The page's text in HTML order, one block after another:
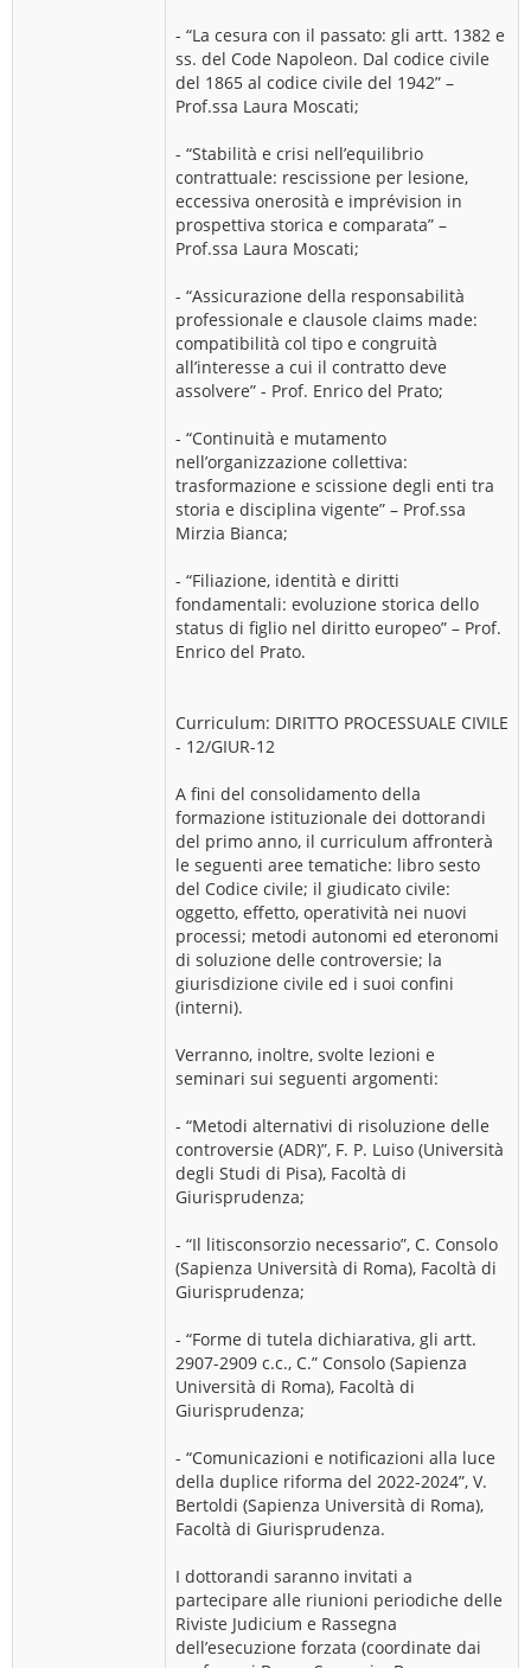
- “La cesura con il passato: gli artt. 1382 e
ss. del Code Napoleon. Dal codice civile
del 1865 al codice civile del 1942” –
Prof.ssa Laura Moscati;
- “Stabilità e crisi nell’equilibrio
contrattuale: rescissione per lesione,
eccessiva onerosità e imprévision in
prospettiva storica e comparata” –
Prof.ssa Laura Moscati;
- “Assicurazione della responsabilità
professionale e clausole claims made:
compatibilità col tipo e congruità
all’interesse a cui il contratto deve
assolvere” - Prof. Enrico del Prato;
- “Continuità e mutamento
nell’organizzazione collettiva:
trasformazione e scissione degli enti tra
storia e disciplina vigente” – Prof.ssa
Mirzia Bianca;
- “Filiazione, identità e diritti
fondamentali: evoluzione storica dello
status di figlio nel diritto europeo” – Prof.
Enrico del Prato.
Curriculum: DIRITTO PROCESSUALE CIVILE
- 12/GIUR-12
A fini del consolidamento della
formazione istituzionale dei dottorandi
del primo anno, il curriculum affronterà
le seguenti aree tematiche: libro sesto
del Codice civile; il giudicato civile:
oggetto, effetto, operatività nei nuovi
processi; metodi autonomi ed eteronomi
di soluzione delle controversie; la
giurisdizione civile ed i suoi confini
(interni).
Verranno, inoltre, svolte lezioni e
seminari sui seguenti argomenti:
- “Metodi alternativi di risoluzione delle
controversie (ADR)”, F. P. Luiso (Università
degli Studi di Pisa), Facoltà di
Giurisprudenza;
- “Il litisconsorzio necessario”, C. Consolo
(Sapienza Università di Roma), Facoltà di
Giurisprudenza;
- “Forme di tutela dichiarativa, gli artt.
2907-2909 c.c., C.” Consolo (Sapienza
Università di Roma), Facoltà di
Giurisprudenza;
- “Comunicazioni e notificazioni alla luce
della duplice riforma del 2022-2024”, V.
Bertoldi (Sapienza Università di Roma),
Facoltà di Giurisprudenza.
I dottorandi saranno invitati a
partecipare alle riunioni periodiche delle
Riviste Judicium e Rassegna
dell’esecuzione forzata (coordinate dai